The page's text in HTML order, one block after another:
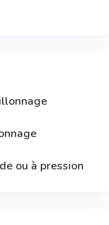
ou à pression